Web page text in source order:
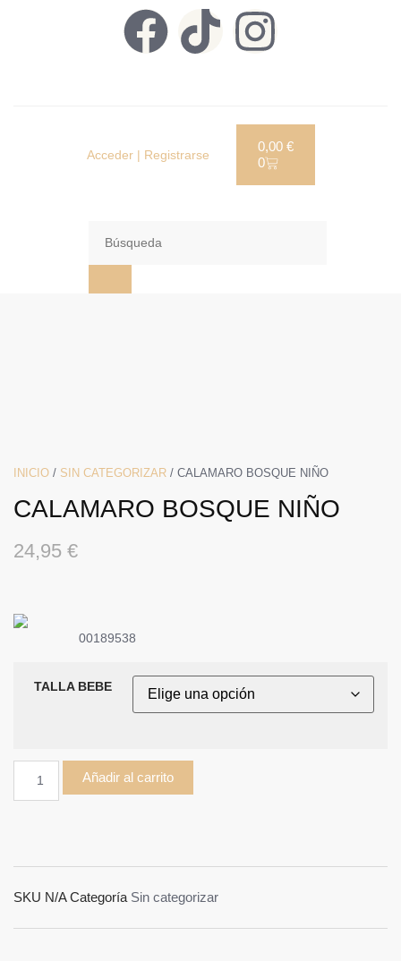
Acceder | Registrarse
0,00 €
0
INICIO / SIN CATEGORIZAR / CALAMARO BOSQUE NIÑO
CALAMARO BOSQUE NIÑO
24,95 €
00189538
TALLA BEBE
Añadir al carrito
SKU N/ACategoría Sin categorizar